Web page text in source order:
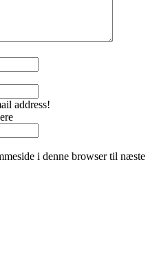
address!
i denne browser til næste